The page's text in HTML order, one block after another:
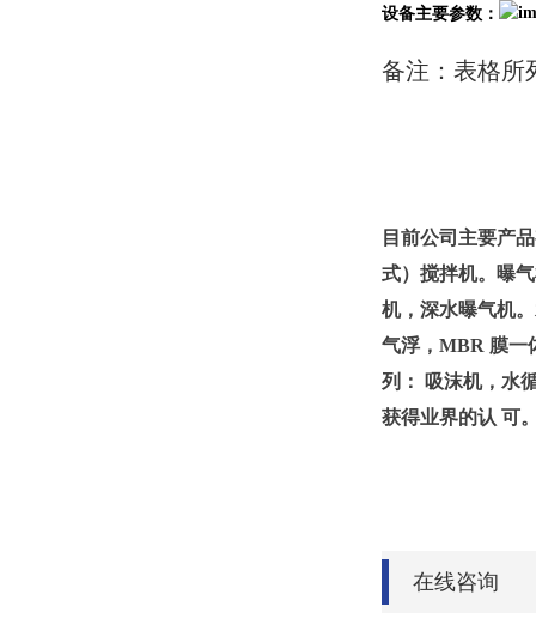
设备主要参数：
备注：表格所
目前公司主要产
式）搅拌机。曝
机，深水曝气机
气浮，MBR 膜一
列： 吸沫机，水
获得业界的认 可
在线咨询